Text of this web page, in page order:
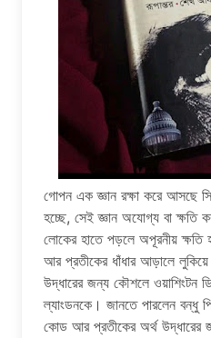
গোপন এক জ্ঞান রক্ষা করে আসছে
হচ্ছে, সেই জ্ঞান অযোগ্য বা
লোকের হাতে পড়লে অপূরনীয় ক্ষতি
আর প্রতীকের ধাঁধার আড়ালে
উদ্ধারের জন্য কৌশলে ওয়াশিংটন
ল্যাংডনকে। জানতে পারলেন বন্ধু
কোড আর প্রতীকের অর্থ উদ্ধারের